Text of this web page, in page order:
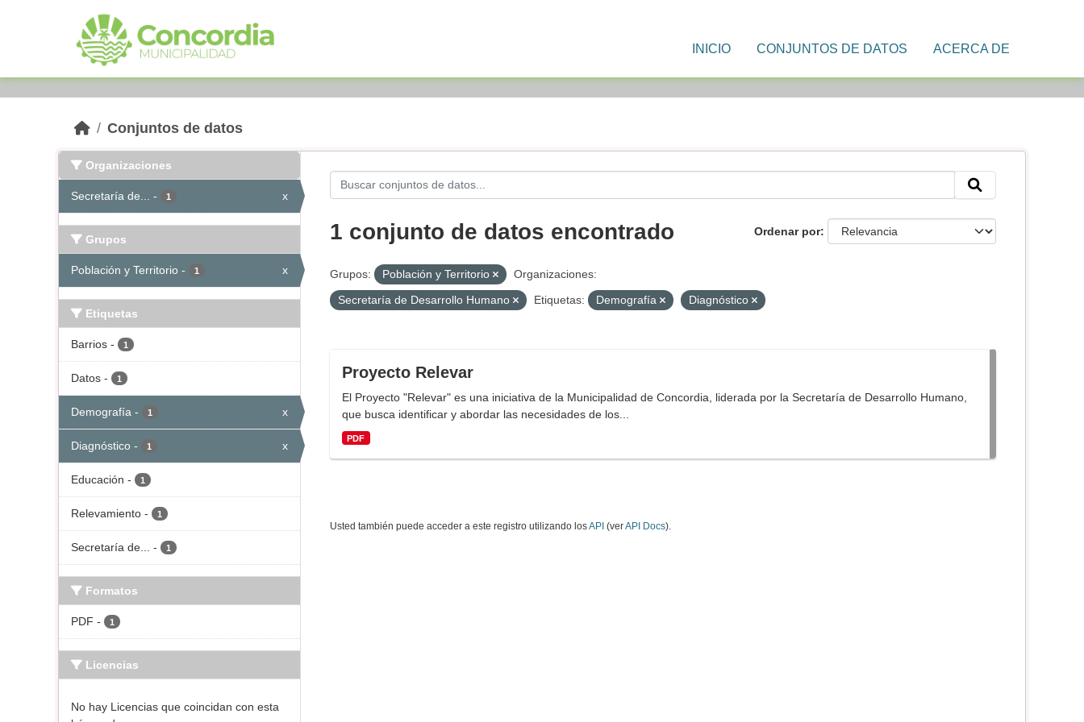
INICIO CONJUNTOS DE DATOS ACERCA DE
Conjuntos de datos
Organizaciones
Secretaría de... - 1 x
Grupos
Población y Territorio - 1 x
Etiquetas
Barrios - 1
Datos - 1
Demografía - 1 x
Diagnóstico - 1 x
Educación - 1
Relevamiento - 1
Secretaría de... - 1
Formatos
PDF - 1
Licencias
No hay Licencias que coincidan con esta
Ordenar por
1 conjunto de datos encontrado
Grupos: Población y Territorio
Organizaciones:
Secretaría de Desarrollo Humano
Etiquetas: Demografía Diagnóstico
Proyecto Relevar
El Proyecto "Relevar" es una iniciativa de la Municipalidad de Concordia, liderada por la Secretaría de Desarrollo Humano,
que busca identificar y abordar las necesidades de los...
PDF
Usted también puede acceder a este registro utilizando losAPI(verAPI Docs).